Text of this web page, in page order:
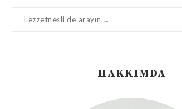
HAKKIMDA